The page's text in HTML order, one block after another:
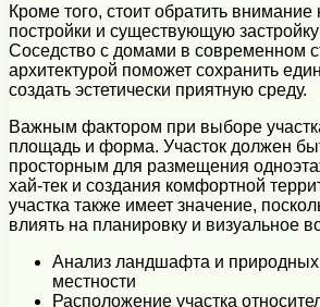
Кроме того, стоит обратить внимание
постройки и существующую
Соседство с домами в современном
архитектурой поможет сохранить
создать эстетически приятную среду.
Важным фактором при выборе
площадь и форма. Участок должен
просторным для размещения
хай-тек и создания комфортной
участка также имеет значение,
влиять на планировку и визуальное
Анализ ландшафта и природных
местности
Расположение участка